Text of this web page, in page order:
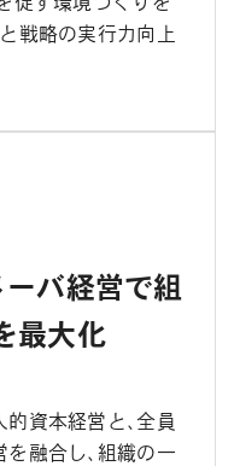
戦略の実行力向上
バ経営で組
最大化
資本経営と、全員
融合し、組織の一